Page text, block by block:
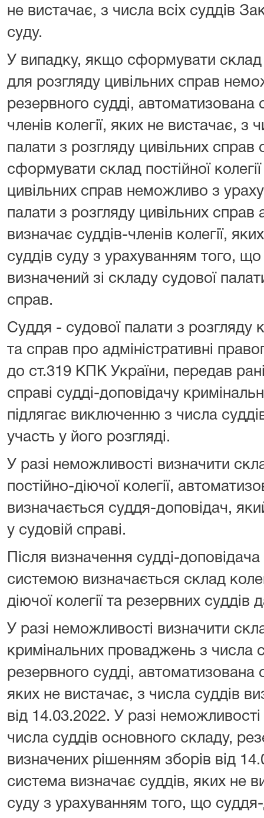
не вистачає, з числа всіх суддів
суду.
У випадку, якщо сформувати склад
для розгляду цивільних справ
резервного судді, автоматизована
членів колегії, яких не вистачає, з
палати з розгляду цивільних
сформувати склад постійної
цивільних справ неможливо з
палати з розгляду цивільних
визначає суддів-членів колегії,
суддів суду з урахуванням того,
визначений зі складу судової
справ.
Суддя - судової палати з розгляду
та справ про адміністративні
до ст.319 КПК України, передав
справі судді-доповідачу
підлягає виключенню з числа
участь у його розгляді.
У разі неможливості визначити
постійно-діючої колегії,
визначається суддя-доповідач,
у судовій справі.
Після визначення судді-
системою визначається склад
діючої колегії та резервних суддів
У разі неможливості визначити
кримінальних проваджень з числа
резервного судді, автоматизована
яких не вистачає, з числа суддів
від 14.03.2022. У разі неможливості
числа суддів основного складу,
визначених рішенням зборів від
система визначає суддів, яких не
суду з урахуванням того, що